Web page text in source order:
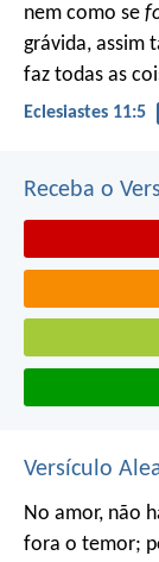
nem como se
grávida, assim
faz todas as
Eclesiastes 11:5
Receba o
Versículo
No amor, não
fora o temor;